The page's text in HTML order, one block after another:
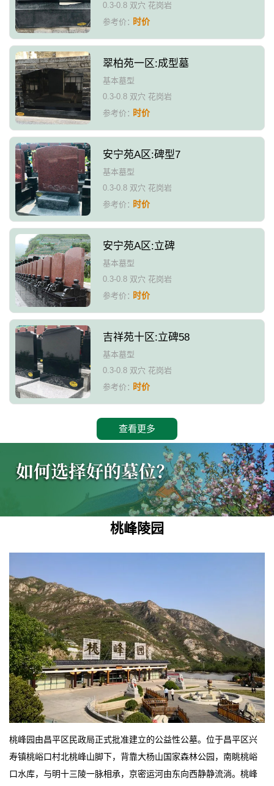
0.3-0.8 双穴 花岗岩
参考价：时价
翠柏苑一区:成型墓
基本墓型
0.3-0.8 双穴 花岗岩
参考价：时价
安宁苑A区:碑型7
基本墓型
0.3-0.8 双穴 花岗岩
参考价：时价
安宁苑A区:立碑
基本墓型
0.3-0.8 双穴 花岗岩
参考价：时价
吉祥苑十区:立碑58
基本墓型
0.3-0.8 双穴 花岗岩
参考价：时价
查看更多
桃峰陵园
桃峰园由昌平区民政局正式批准建立的公益性公墓。位于昌平区兴
寿镇桃峪口村北桃峰山脚下，背靠大杨山国家森林公园，南眺桃峪
口水库，与明十三陵一脉相承，京密运河由东向西静静流淌。桃峰